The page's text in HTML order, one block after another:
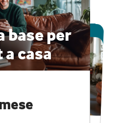
base per
casa
ONLINE
veloce e
speciali